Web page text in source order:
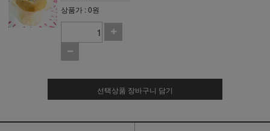
상품가 : 0원
선택상품 장바구니 담기